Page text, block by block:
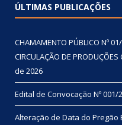
ÚLTIMAS PUBLICAÇÕES
CHAMAMENTO PÚBLICO Nº
CIRCULAÇÃO DE
de 2026
Edital de Convocação Nº 001/
Alteração de Data do Pregão